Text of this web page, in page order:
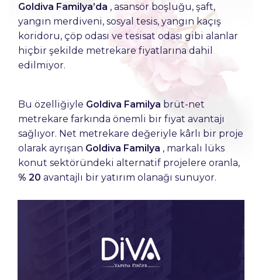
Goldiva Familya’da , asansör boşluğu, şaft,
yangın merdiveni, sosyal tesis, yangın kaçış
koridoru, çöp odası ve tesisat odası gibi alanlar
hiçbir şekilde metrekare fiyatlarına dahil
edilmiyor.
Bu özelliğiyle Goldiva Familya brüt-net
metrekare farkında önemli bir fiyat avantajı
sağlıyor. Net metrekare değeriyle kârlı bir proje
olarak ayrışan Goldiva Familya , markalı lüks
konut sektöründeki alternatif projelere oranla,
% 20 avantajlı bir yatırım olanağı sunuyor.